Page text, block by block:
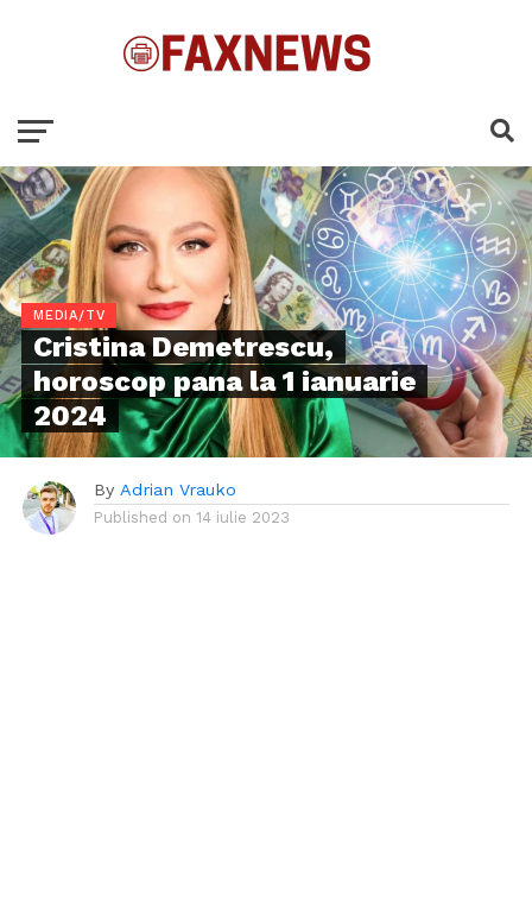
MEDIA/TV
Cristina Demetrescu,
horoscop pana la 1 ianuarie
2024
By Adrian Vrauko
Published on 14 iulie 2023